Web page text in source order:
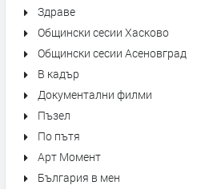
Здраве
Общински сесии Хасково
Общински сесии Асеновград
В кадър
Документални филми
Пъзел
По пътя
Арт Момент
България в мен